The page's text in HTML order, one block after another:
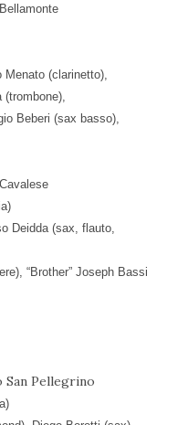
(clarinetto),
Beberi (sax basso),
Deidda (sax, flauto,
“Brother” Joseph Bassi
San Pellegrino